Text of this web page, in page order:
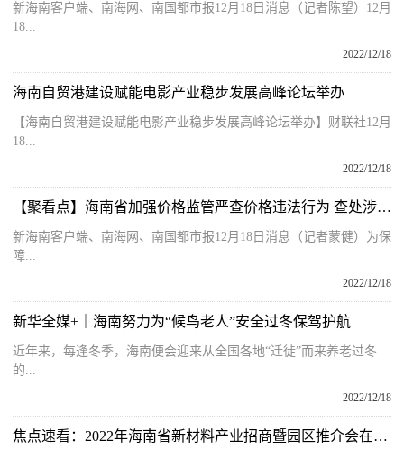
新海南客户端、南海网、南国都市报12月18日消息（记者陈望）12月
18...
2022/12/18
海南自贸港建设赋能电影产业稳步发展高峰论坛举办
【海南自贸港建设赋能电影产业稳步发展高峰论坛举办】财联社12月
18...
2022/12/18
【聚看点】海南省加强价格监管严查价格违法行为 查处涉嫌哄抬药品价格案件6起
新海南客户端、南海网、南国都市报12月18日消息（记者蒙健）为保
障...
2022/12/18
新华全媒+｜海南努力为“候鸟老人”安全过冬保驾护航
近年来，每逢冬季，海南便会迎来从全国各地“迁徙”而来养老过冬
的...
2022/12/18
焦点速看：2022年海南省新材料产业招商暨园区推介会在儋州召开